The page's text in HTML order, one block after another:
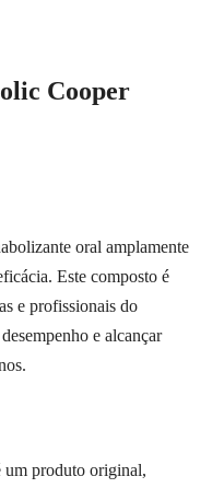
Cooper
oral amplamente
Este composto é
e profissionais do
e alcançar
um produto original,